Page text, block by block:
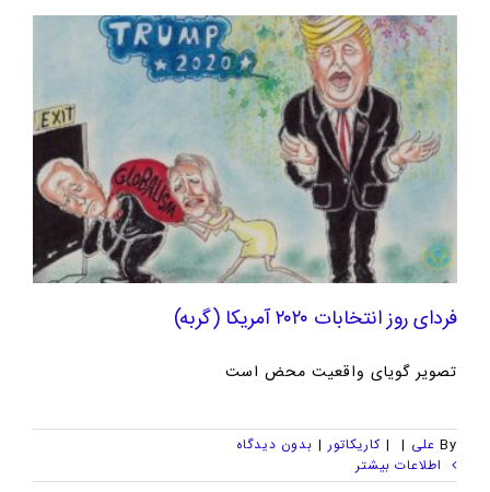
فردای روز انتخابات ۲۰۲۰ آمریکا (گربه)
تصویر گویای واقعیت محض است
By علی |
| کاریکاتور | بدون ديدگاه
اطلاعات بیشتر